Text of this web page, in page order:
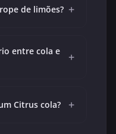
de limões? +
entre cola e
+
Citrus cola? +